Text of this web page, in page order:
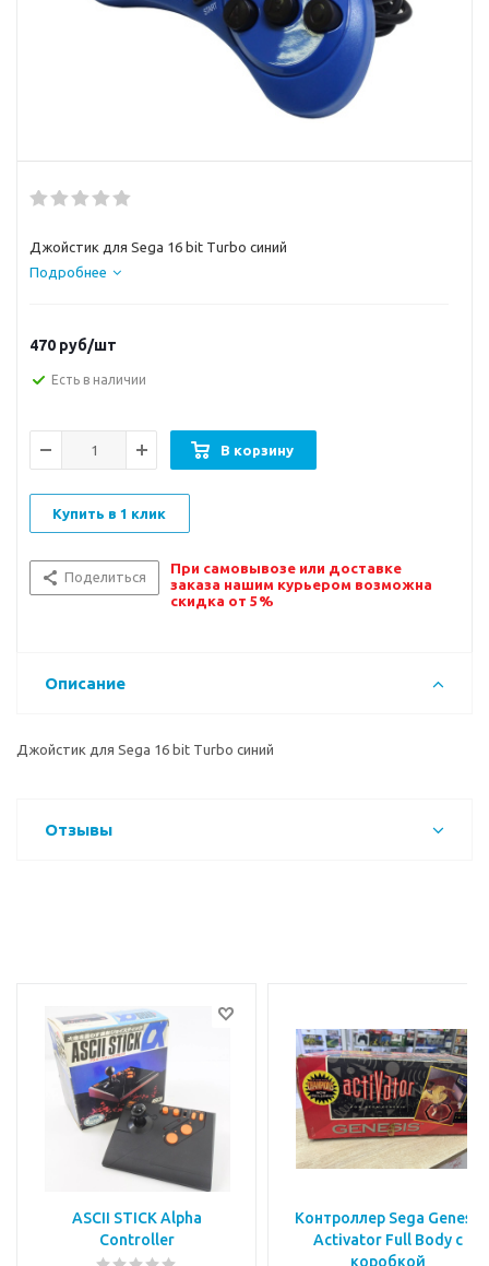
Джойстик для Sega 16 bit Turbo синий
Подробнее
470 руб/шт
Есть в наличии
В корзину
Купить в 1 клик
Поделиться
При самовывозе или доставке
заказа нашим курьером возможна
скидка от 5%
Описание
Джойстик для Sega 16 bit Turbo синий
Отзывы
ASCII STICK Alpha
Controller
Контроллер Sega Genesis
Activator Full Body с
коробкой